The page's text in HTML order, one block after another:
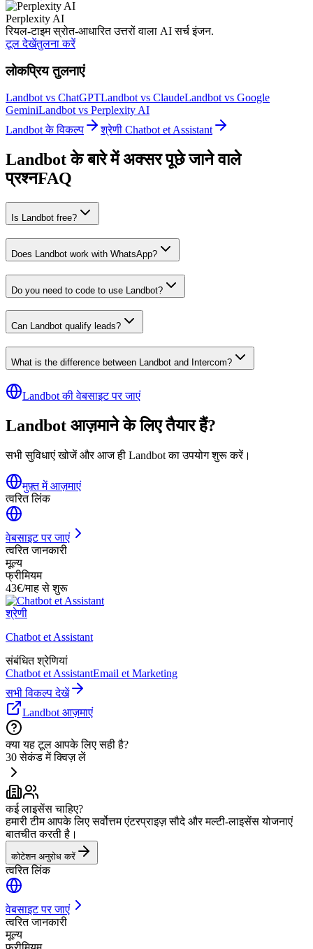
Perplexity AI
रियल-टाइम स्रोत-आधारित उत्तरों वाला AI सर्च इंजन.
टूल देखेंतुलना करें
लोकप्रिय तुलनाएं
Landbot vs ChatGPTLandbot vs ClaudeLandbot vs Google
GeminiLandbot vs Perplexity AI
Landbot के विकल्प
श्रेणी Chatbot et Assistant
Landbot के बारे में अक्सर पूछे जाने वाले
प्रश्नFAQ
Is Landbot free?
Does Landbot work with WhatsApp?
Do you need to code to use Landbot?
Can Landbot qualify leads?
What is the difference between Landbot and Intercom?
Landbot की वेबसाइट पर जाएं
Landbot आज़माने के लिए तैयार हैं?
सभी सुविधाएं खोजें और आज ही Landbot का उपयोग शुरू करें।
मुफ़्त में आज़माएं
त्वरित लिंक
वेबसाइट पर जाएं
त्वरित जानकारी
मूल्य
फ्रीमियम
43€/माह से शुरू
श्रेणी
Chatbot et Assistant
संबंधित श्रेणियां
Chatbot et AssistantEmail et Marketing
सभी विकल्प देखें
Landbot आज़माएं
क्या यह टूल आपके लिए सही है?
30 सेकंड में क्विज़ लें
कई लाइसेंस चाहिए?
हमारी टीम आपके लिए सर्वोत्तम एंटरप्राइज़ सौदे और मल्टी-लाइसेंस योजनाएं
बातचीत करती है।
कोटेशन अनुरोध करें
त्वरित लिंक
वेबसाइट पर जाएं
त्वरित जानकारी
मूल्य